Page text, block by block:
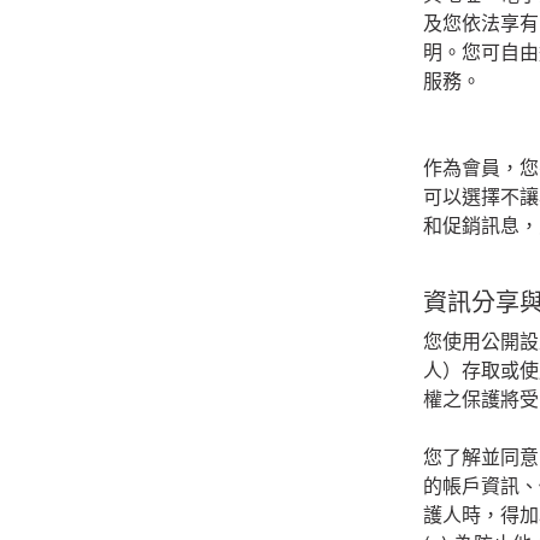
及您依法享
明。您可自
服務。
作為會員，
可以選擇不
和促銷訊息
資訊分享
您使用公開
人）存取或
權之保護將
您了解並同
的帳戶資訊
護人時，得